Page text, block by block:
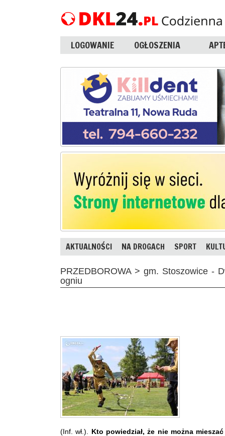
LOGOWANIE OGŁOSZENIA
AKTUALNOŚCI NA DROGACH SPORT
PRZEDBOROWA > gm. Stoszowice -
ogniu
(Inf. wł.). Kto powiedział, że nie można